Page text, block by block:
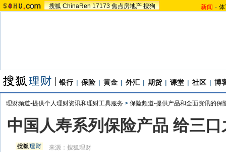
搜狐 ChinaRen 17173 焦点房地产 搜狗 新闻 -
银行 | 保险 | 黄金 | 外汇 | 期货 | 课堂 | 社区 | 博
理财频道-提供个人理财资讯和理财工具服务 > 保险频道-提供产品和全面资讯的保
中国人寿系列保险产品 给三
来源： 搜狐理财